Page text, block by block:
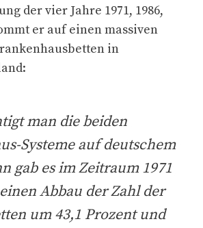
der vier Jahre 1971, 1986,
er auf einen massiven
in
man die beiden
Systeme auf deutschem
gab es im Zeitraum 1971
Abbau der Zahl der
um 43,1 Prozent und